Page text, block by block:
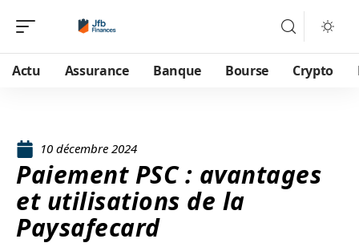
Actu Assurance Banque Bourse Crypto
10 décembre 2024
Paiement PSC : avantages
et utilisations de la
Paysafecard